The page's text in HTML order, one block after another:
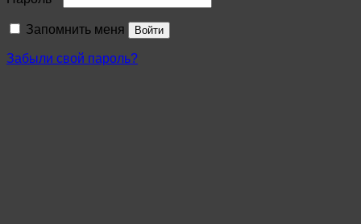
Запомнить меня Войти
Забыли свой пароль?